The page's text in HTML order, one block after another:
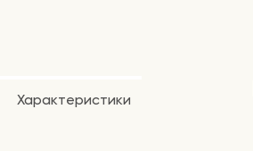
Характеристики